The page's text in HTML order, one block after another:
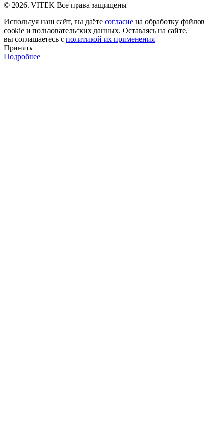
© 2026. VITEK Все права защищены
Используя наш сайт, вы даёте согласие на обработку файлов
cookie и пользовательских данных. Оставаясь на сайте,
вы соглашаетесь с политикой их применения
Принять
Подробнее